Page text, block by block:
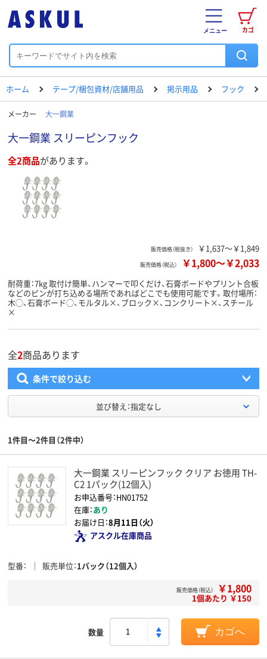
カゴ
メニュー
ホーム テープ/梱包資材/店舗用品 掲示用品 フック
メーカー 大一鋼業
大一鋼業 スリーピンフック
全2商品があります。
販売価格（税抜き） ￥1,637～￥1,849
販売価格（税込） ￥1,800～￥2,033
耐荷重：7kg 取付け簡単、ハンマーで叩くだけ、石膏ボードやプリント合板
などのピンが打ち込める場所であればどこでも使用可能です。取付場所：
木◯、石膏ボード◯、モルタル×、ブロック×、コンクリート×、スチール
×
全2商品あります
条件で絞り込む
並び替え：指定なし
1件目～2件目（2件中）
大一鋼業 スリーピンフック クリア お徳用 TH-
C2 1パック(12個入)
お申込番号：HN01752
在庫：あり
お届け日：8月11日（火）
アスクル在庫商品
型番 販売単位 1パック（12個入）
販売価格（税込） ￥1,800
1個あたり ￥150
数量 カゴへ